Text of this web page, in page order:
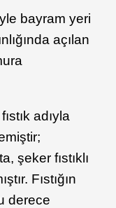
bayram yeri
açılan
adıyla
şeker fıstıklı
Fıstığın
derece